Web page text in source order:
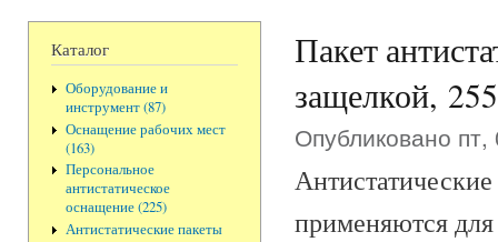
Каталог
Оборудование и
инструмент (87)
Оснащение рабочих мест
(163)
Персональное
антистатическое
оснащение (225)
Антистатические пакеты
Пакет
защелкой,
Опубликовано
применяются